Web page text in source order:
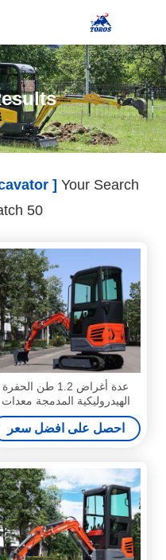
Your Search
[ Hydraulic Compact Excavator ]
عدة أغراض 1.2 طن الحفرة
الهيدروليكية المدمجة معدات
نقل الأرض الصغيرة
احصل على افضل سعر